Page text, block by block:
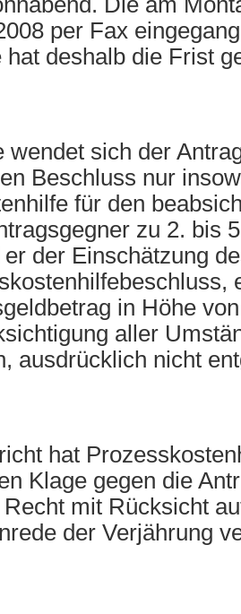
per Fax
hat deshalb die Frist
wendet sich der
Beschluss nur
für den
zu 2. bis
der Einschätzung
in Höhe
aller
ausdrücklich nicht
hat
Klage gegen die
mit Rücksicht
der Verjährung